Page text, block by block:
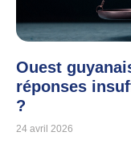
Ouest
réponses
?
24 avril 2026